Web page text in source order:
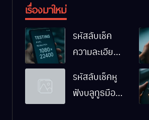
เรื่องมาใหม่
รหัสลับเช็ค
ความละเอียด
Android ทำ
ยังไง
รหัสลับเช็คหู
ฟังบลูทูธมือ